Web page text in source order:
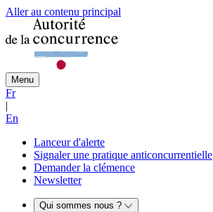
Aller au contenu principal
Menu
Fr
|
En
Lanceur d'alerte
Signaler une pratique anticoncurrentielle
Demander la clémence
Newsletter
Qui sommes nous ?